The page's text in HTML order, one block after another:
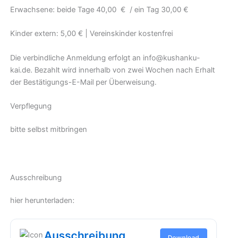
Erwachsene: beide Tage 40,00 € / ein Tag 30,00 €
Kinder extern: 5,00 € | Vereinskinder kostenfrei
Die verbindliche Anmeldung erfolgt an info@kushanku-
kai.de. Bezahlt wird innerhalb von zwei Wochen nach Erhalt
der Bestätigungs-E-Mail per Überweisung.
Verpflegung
bitte selbst mitbringen
Ausschreibung
hier herunterladen: